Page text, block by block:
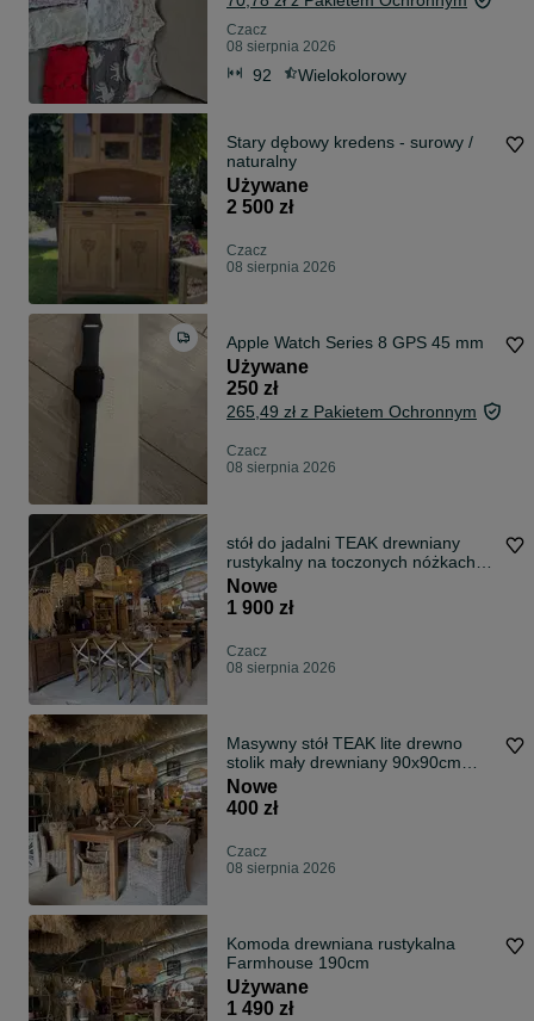
Czacz
08 sierpnia 2026
92 Wielokolorowy
Stary dębowy kredens - surowy /
naturalny
Używane
2 500 zł
Czacz
08 sierpnia 2026
Apple Watch Series 8 GPS 45 mm
Używane
250 zł
265,49 zł z Pakietem Ochronnym
Czacz
08 sierpnia 2026
stół do jadalni TEAK drewniany
rustykalny na toczonych nóżkach
200cm Farmhouse
Nowe
1 900 zł
Czacz
08 sierpnia 2026
Masywny stół TEAK lite drewno
stolik mały drewniany 90x90cm
ogrodowy/ na taras
Nowe
400 zł
Czacz
08 sierpnia 2026
Komoda drewniana rustykalna
Farmhouse 190cm
Używane
1 490 zł